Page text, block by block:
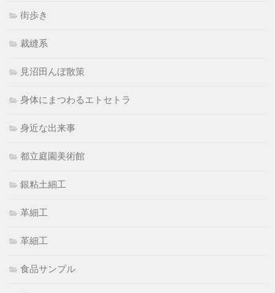
街歩き
裁縫系
見沼田んぼ散策
身体にまつわるエトセトラ
身近な出来事
都立庭園美術館
銀粘土細工
革細工
革細工
食品サンプル